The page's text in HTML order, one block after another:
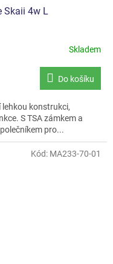
Skaii 4w L
Skladem
Do košíku
lehkou konstrukci,
S TSA zámkem a
pro...
Kód: MA233-70-01